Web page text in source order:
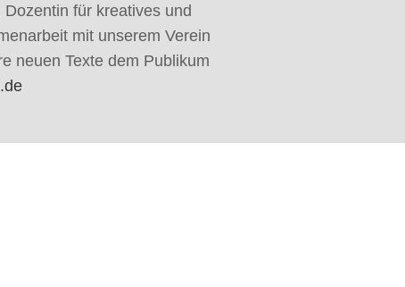
für kreatives und
mit unserem Verein
neuen Texte dem Publikum